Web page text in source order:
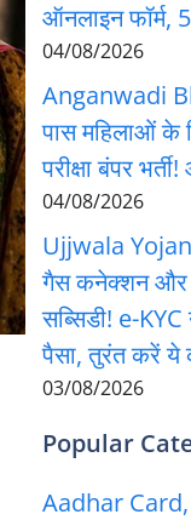
ऑनलाइन फॉर्म,
04/08/2026
Anganwadi
पास महिलाओं के
परीक्षा बंपर
04/08/2026
Ujjwala
गैस कनेक्शन और
सब्सिडी! e-KYC
पैसा, तुरंत करें ये
03/08/2026
Popular
Aadhar